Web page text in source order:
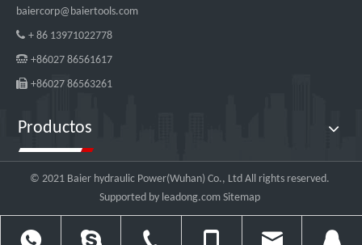
baiercorp@baiertools.com
 + 86 13971022778
 +86027 86561617
 +86027 86563261
Productos
© 2021 Baier hydraulic Power(Wuhan) Co., Ltd All rights reserved.
Supported by leadong.com Sitemap